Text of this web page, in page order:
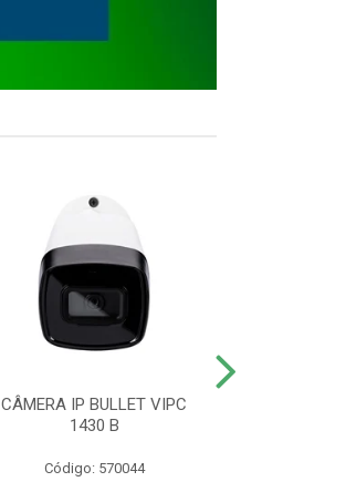
CÂMERA IP BULLET VIPC
1430 B
Código: 570044